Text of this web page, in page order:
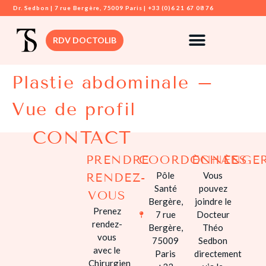
Dr. Sedbon | 7 rue Bergère, 75009 Paris | +33 (0)6 21 67 08 76
RDV DOCTOLIB
CHIRURGIE
CHIRURGIE
SILHOUETTE
CHIRURGIE
INTIME
Plastie abdominale –
Vue de profil
CONTACT
PRENDRE
RENDEZ-
VOUS
Prenez
rendez-
vous
avec le
Chirurgien
COORDONNÉES
Pôle
Santé
Bergère,
7 rue
Bergère,
75009
Paris
Vous
pouvez
joindre le
Docteur
Théo
Sedbon
directement